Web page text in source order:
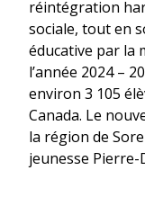
réintégration
sociale, tout en
éducative par la
l’année 2024 –
environ 3 105
Canada. Le
la région de
jeunesse Pierre-